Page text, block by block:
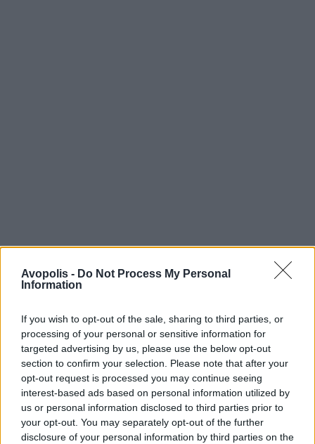
Avopolis - Do Not Process My Personal
Information
If you wish to opt-out of the sale, sharing to third parties, or
processing of your personal or sensitive information for
targeted advertising by us, please use the below opt-out
section to confirm your selection. Please note that after your
opt-out request is processed you may continue seeing
interest-based ads based on personal information utilized by
us or personal information disclosed to third parties prior to
your opt-out. You may separately opt-out of the further
disclosure of your personal information by third parties on the